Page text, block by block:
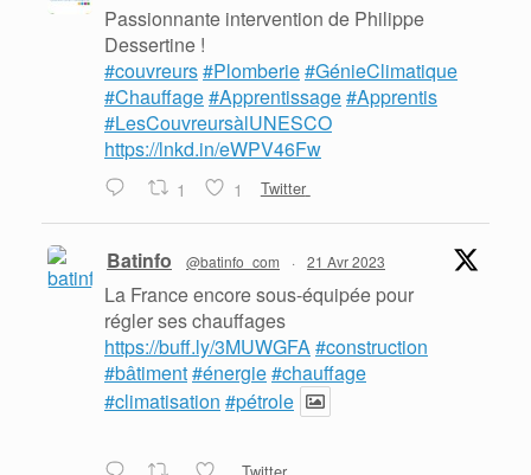
Passionnante intervention de Philippe
Dessertine !
#couvreurs#Plomberie#GénieClimatique
#Chauffage#Apprentissage#Apprentis
#LesCouvreursàlUNESCO
https://lnkd.in/eWPV46Fw
1 1 Twitter
Batinfo @batinfo_com · 21 Avr 2023
La France encore sous-équipée pour
régler ses chauffages
https://buff.ly/3MUWGFA#construction
#bâtiment#énergie#chauffage
#climatisation #pétrole